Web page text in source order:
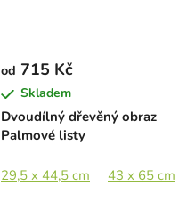
Dvoudílný dřevěný obraz
Palmové listy
od 715 Kč
Skladem
29,5 x 44,5 cm 43 x 65 cm